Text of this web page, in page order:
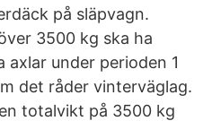
på släpvagn.
3500 kg ska ha
under perioden 1
det råder vinterväglag.
totalvikt på 3500 kg